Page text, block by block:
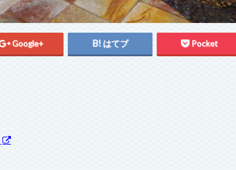
Google+ はてブ Pocket